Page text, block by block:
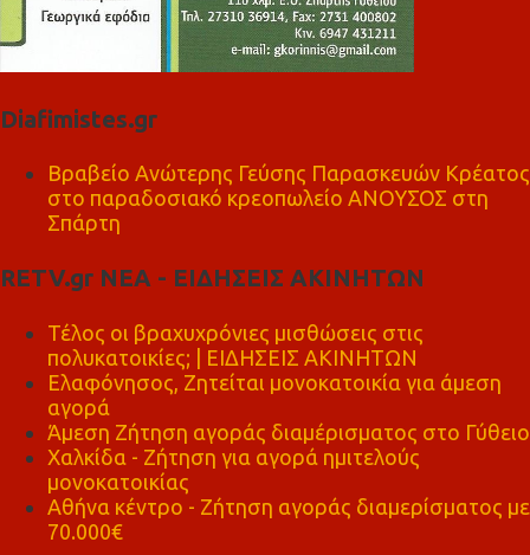
Diafimistes.gr
Βραβείο Ανώτερης Γεύσης Παρασκευών Κρέατος
στο παραδοσιακό κρεοπωλείο ΑΝΟΥΣΟΣ στη
Σπάρτη
RETV.gr ΝΕΑ - ΕΙΔΗΣΕΙΣ ΑΚΙΝΗΤΩΝ
Τέλος οι βραχυχρόνιες μισθώσεις στις
πολυκατοικίες; | ΕΙΔΗΣΕΙΣ ΑΚΙΝΗΤΩΝ
Ελαφόνησος, Ζητείται μονοκατοικία για άμεση
αγορά
Άμεση Ζήτηση αγοράς διαμέρισματος στο Γύθειο
Χαλκίδα - Ζήτηση για αγορά ημιτελούς
μονοκατοικίας
Αθήνα κέντρο - Ζήτηση αγοράς διαμερίσματος με
70.000€